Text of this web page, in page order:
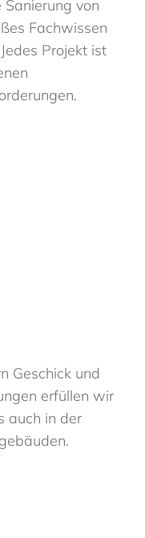
Sanierung von
Fachwissen
Projekt ist
Geschick und
erfüllen wir
auch in der